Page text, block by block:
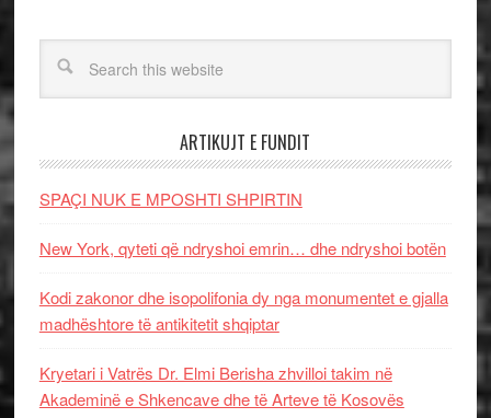
ARTIKUJT E FUNDIT
SPAÇI NUK E MPOSHTI SHPIRTIN
New York, qyteti që ndryshoi emrin… dhe ndryshoi botën
Kodi zakonor dhe isopolifonia dy nga monumentet e gjalla
madhështore të antikitetit shqiptar
Kryetari i Vatrës Dr. Elmi Berisha zhvilloi takim në
Akademinë e Shkencave dhe të Arteve të Kosovës